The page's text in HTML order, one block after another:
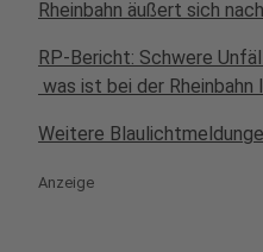
Rheinbahn äußert sich
RP-Bericht: Schwere
was ist bei der Rheinbahn
Weitere
Anzeige